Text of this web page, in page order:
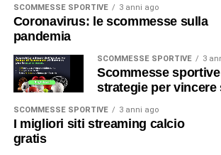
SCOMMESSE SPORTIVE 3 anni ago
Coronavirus: le scommesse sulla
pandemia
SCOMMESSE SPORTIVE 3
Scommesse
strategie per vincere
SCOMMESSE SPORTIVE 3 anni ago
I migliori siti streaming calcio
gratis